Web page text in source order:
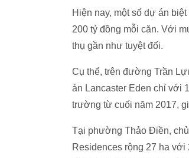
Hiện nay, một số dự án
200 tỷ đồng mỗi căn. Với
thụ gần như tuyệt đối.
Cụ thể, trên đường Trần
án Lancaster Eden chỉ với
trường từ cuối năm 2017,
Tại phường Thảo Điền,
Residences rộng 27 ha